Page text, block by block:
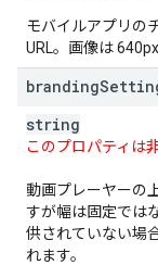
モバイルアプリの
URL。画像は
branding
string
このプロパティは
動画プレーヤーの
すが幅は固定では
供されていない場
れます。